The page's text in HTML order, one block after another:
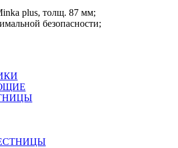
plus, толщ. 87 мм;
безопасности;